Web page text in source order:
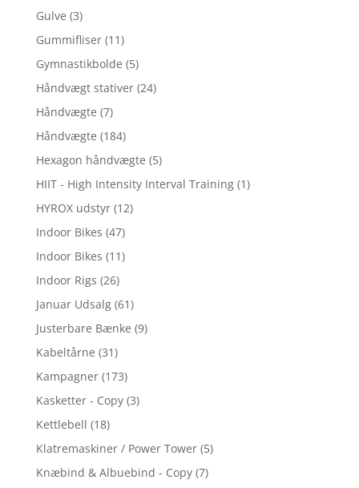
Gulve (3)
Gummifliser (11)
Gymnastikbolde (5)
Håndvægt stativer (24)
Håndvægte (7)
Håndvægte (184)
Hexagon håndvægte (5)
HIIT - High Intensity Interval Training (1)
HYROX udstyr (12)
Indoor Bikes (47)
Indoor Bikes (11)
Indoor Rigs (26)
Januar Udsalg (61)
Justerbare Bænke (9)
Kabeltårne (31)
Kampagner (173)
Kasketter - Copy (3)
Kettlebell (18)
Klatremaskiner / Power Tower (5)
Knæbind & Albuebind - Copy (7)